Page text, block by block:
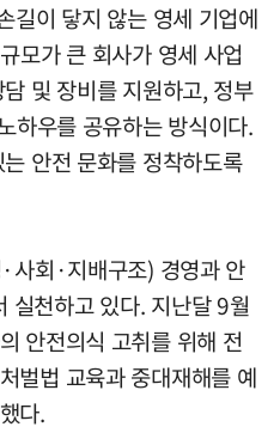
길이 닿지 않는 영세 기업에
모가 큰 회사가 영세 사업
및 장비를 지원하고, 정부
하우를 공유하는 방식이다.
안전 문화를 정착하도록
사회·지배구조) 경영과 안
실천하고 있다. 지난달 9월
안전의식 고취를 위해 전
벌법 교육과 중대재해를 예
다.